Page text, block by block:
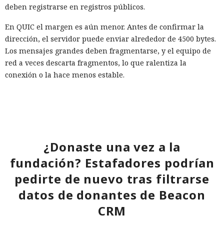
deben registrarse en registros públicos.
En QUIC el margen es aún menor. Antes de confirmar la
dirección, el servidor puede enviar alrededor de 4500 bytes.
Los mensajes grandes deben fragmentarse, y el equipo de
red a veces descarta fragmentos, lo que ralentiza la
conexión o la hace menos estable.
no poder hacer frente a esos requisitos.
El problema demuestra que no es posible sustituir RSA y
ECDSA por ML-DSA sin otros cambios. La transición
postcuántica requerirá revisar los tamaños de los
certificados, los límites de la red y el propio protocolo de
establecimiento de TLS; de lo contrario la mejora de la
Mientras veías una película, tu
¿Donaste una vez a la
fundación? Estafadores podrían
pedirte de nuevo tras filtrarse
datos de donantes de Beacon
CRM